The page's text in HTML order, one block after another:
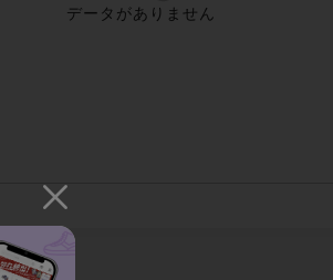
データがありません